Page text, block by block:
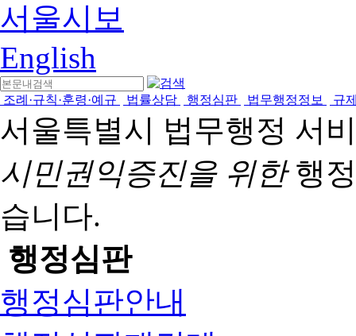
서울시보
English
조례·규칙·훈령·예규 법률상담 행정심판 법무행정정보 규
서울특별시 법무행정 서
시민권익증진을 위한행
습니다.
행정심판
행정심판안내